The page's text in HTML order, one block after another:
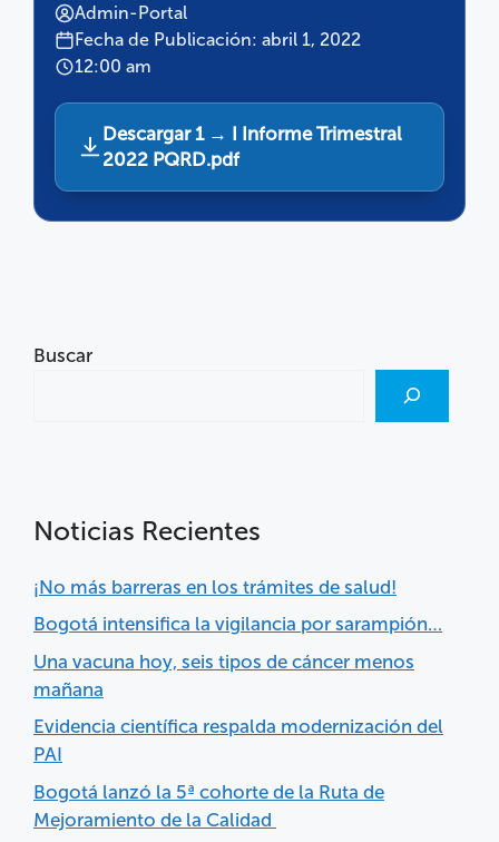
Admin-Portal
Fecha de Publicación: abril 1, 2022
12:00 am
Descargar 1 → I Informe Trimestral
2022 PQRD.pdf
Buscar
Noticias Recientes
¡No más barreras en los trámites de salud!
Bogotá intensifica la vigilancia por sarampión…
Una vacuna hoy, seis tipos de cáncer menos
mañana
Evidencia científica respalda modernización del
PAI
Bogotá lanzó la 5ª cohorte de la Ruta de
Mejoramiento de la Calidad